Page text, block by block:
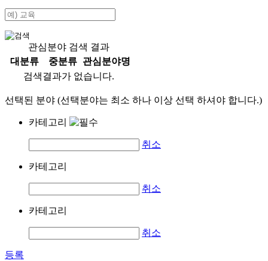
관심분야 검색 결과
대분류
중분류
관심분야명
검색결과가 없습니다.
선택된 분야 (선택분야는 최소 하나 이상 선택 하셔야 합니다.)
카테고리
취소
카테고리
취소
카테고리
취소
등록